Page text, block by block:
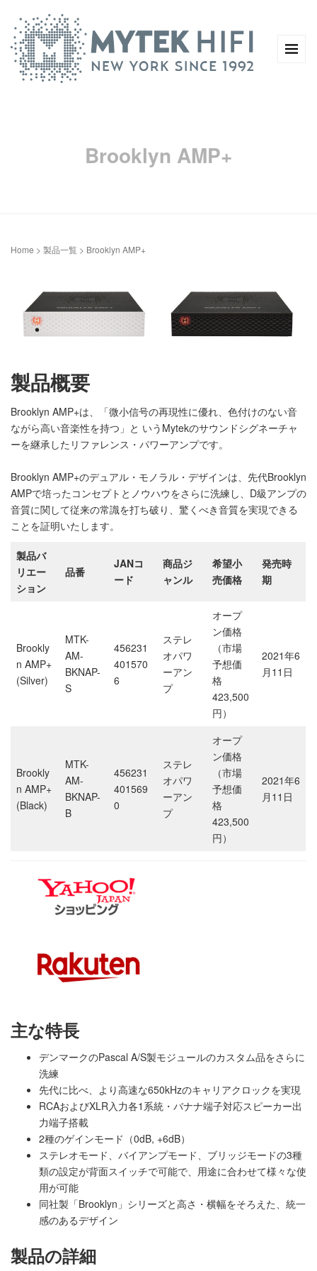
Brooklyn AMP+
Home > 製品一覧 > Brooklyn AMP+
製品概要
Brooklyn AMP+は、「微小信号の再現性に優れ、色付けのない音
ながら高い音楽性を持つ」と いうMytekのサウンドシグネーチャ
ーを継承したリファレンス・パワーアンプです。
Brooklyn AMP+のデュアル・モノラル・デザインは、先代Brooklyn
AMPで培ったコンセプトとノウハウをさらに洗練し、D級アンプの
音質に関して従来の常識を打ち破り、驚くべき音質を実現できる
ことを証明いたします。
製品バ
リエー
ション
品番
JANコ
ード
商品ジ
ャンル
希望小
売価格
発売時
期
Brookly
n AMP+
(Silver)
MTK-
AM-
BKNAP-
S
456231
401570
6
ステレ
オパワ
ーアン
プ
オープ
ン価格
（市場
予想価
格
423,500
円）
2021年6
月11日
Brookly
n AMP+
(Black)
MTK-
AM-
BKNAP-
B
456231
401569
0
ステレ
オパワ
ーアン
プ
オープ
ン価格
（市場
予想価
格
423,500
円）
2021年6
月11日
主な特長
デンマークのPascal A/S製モジュールのカスタム品をさらに
洗練
先代に比べ、より高速な650kHzのキャリアクロックを実現
RCAおよびXLR入力各1系統・バナナ端子対応スピーカー出
力端子搭載​
2種のゲインモード（0dB, +6dB）​
ステレオモード、バイアンプモード、ブリッジモードの3種
類の設定が背面スイッチで可能で、用途に合わせて様々な使
用が可能
同社製「Brooklyn」シリーズと高さ・横幅をそろえた、統一
感のあるデザイン​​
製品の詳細